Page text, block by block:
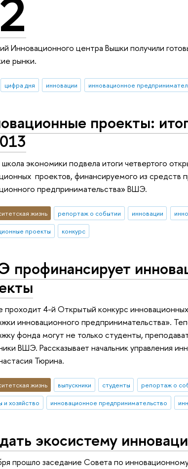
Инновационного центра Вышки получили
рынки.
цифра дня инновации инновационное
проекты:
экономики подвела итоги четвертого
проектов, финансируемого из
предпринимательства» ВШЭ.
жизнь репортаж о событии инновации
проекты
конкурс
проходит 4-й Открытый конкурс
инновационного предпринимательства».
фонда могут не только студенты,
ВШЭ. Рассказывает начальник управления
Тюрина.
жизнь выпускники студенты репортаж о
и хозяйство
инновационное предпринимательство
экосистему
прошло заседание Совета по